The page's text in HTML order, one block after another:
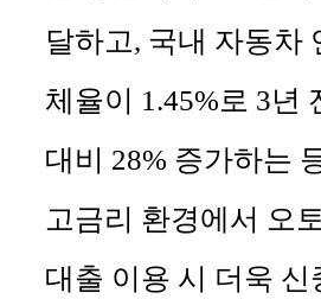
달하고, 국내 자동차
체율이 1.45%로 3년
대비 28% 증가하는
고금리 환경에서 오
대출 이용 시 더욱 신